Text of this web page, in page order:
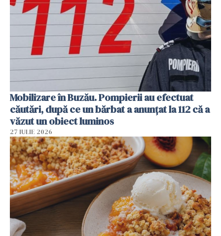
Mobilizare în Buzău. Pompierii au efectuat
căutări, după ce un bărbat a anunțat la 112 că a
văzut un obiect luminos
27 IULIE 2026